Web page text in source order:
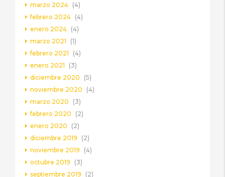
marzo 2024 (4)
febrero 2024 (4)
enero 2024 (4)
marzo 2021
(1)
febrero 2021
(4)
enero 2021
(3)
diciembre 2020
(5)
noviembre 2020
(4)
marzo 2020
(3)
febrero 2020
(2)
enero 2020
(2)
diciembre 2019
(2)
noviembre 2019
(4)
octubre 2019
(3)
septiembre 2019
(2)